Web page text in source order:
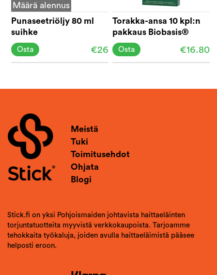
Määrä alennus
Punaseetriöljy 80 ml
suihke
€26
Osta
Torakka-ansa 10 kpl:n
pakkaus Biobasis®
€16.80
Osta
Meistä
Tuki
Toimitusehdot
Ohjata
Blogi
Stick.fi on yksi Pohjoismaiden johtavista haittaeläinten
torjuntatuotteita myyvistä verkkokaupoista. Tarjoamme
tehokkaita työkaluja, joiden avulla haittaeläimistä pääsee
helposti eroon.